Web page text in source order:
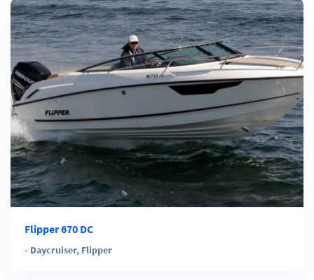
Flipper 670 DC
- Daycruiser, Flipper